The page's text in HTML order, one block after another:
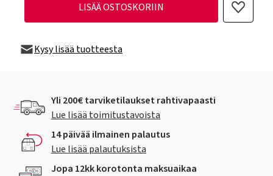
LISÄÄ OSTOSKORIIN
Kysy lisää tuotteesta
Yli 200€ tarviketilaukset rahtivapaasti
Lue lisää toimitustavoista
14 päivää ilmainen palautus
Lue lisää palautuksista
Jopa 12kk korotonta maksuaikaa